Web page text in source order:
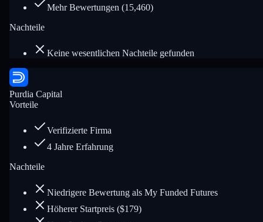
Mehr Bewertungen (15,460)
Nachteile
Keine wesentlichen Nachteile gefunden
Purdia Capital
Vorteile
Verifizierte Firma
4 Jahre Erfahrung
Nachteile
Niedrigere Bewertung als My Funded Futures
Höherer Startpreis ($179)